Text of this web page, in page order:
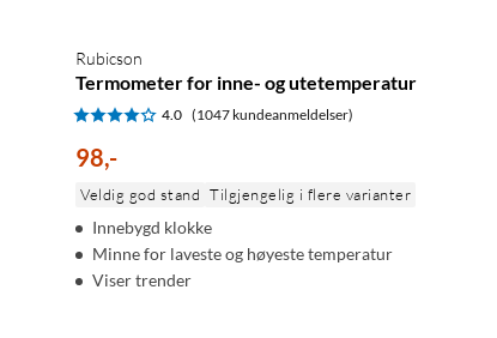
Rubicson
Termometer for inne- og utetemperatur
4.0 (1047 kundeanmeldelser)
98,-
Veldig god stand Tilgjengelig i flere varianter
Innebygd klokke
Minne for laveste og høyeste temperatur
Viser trender